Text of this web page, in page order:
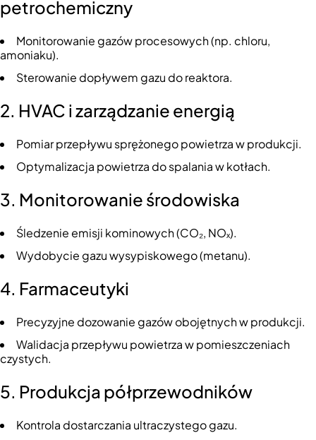
petrochemiczny
Monitorowanie gazów procesowych (np. chloru,
amoniaku).
Sterowanie dopływem gazu do reaktora.
2. HVAC i zarządzanie energią
Pomiar przepływu sprężonego powietrza w produkcji.
Optymalizacja powietrza do spalania w kotłach.
3. Monitorowanie środowiska
Śledzenie emisji kominowych (CO₂, NOₓ).
Wydobycie gazu wysypiskowego (metanu).
4. Farmaceutyki
Precyzyjne dozowanie gazów obojętnych w produkcji.
Walidacja przepływu powietrza w pomieszczeniach
czystych.
5. Produkcja półprzewodników
Kontrola dostarczania ultraczystego gazu.